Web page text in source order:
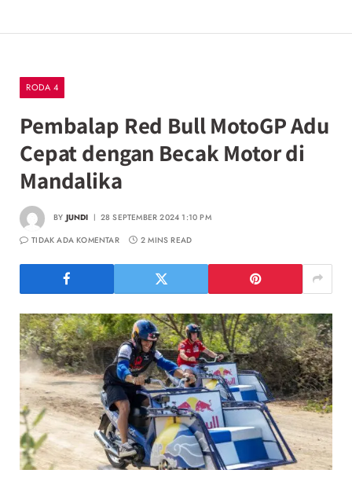
RODA 4
Pembalap Red Bull MotoGP Adu
Cepat dengan Becak Motor di
Mandalika
BY JUNDI
28 SEPTEMBER 2024 1:10 PM
TIDAK ADA KOMENTAR
2 MINS READ